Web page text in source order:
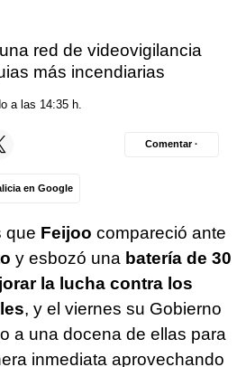
red de videovigilancia
más incendiarias
a las 14:35 h.
en Google
Comentar ·
que Feijoo compareció ante
y esbozó una batería de 30
la lucha contra los
, y el viernes su Gobierno
a una docena de ellas para
inmediata aprovechando